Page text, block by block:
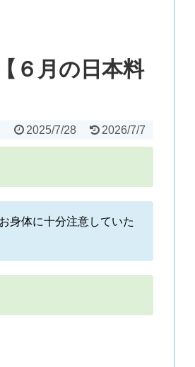
６月の日本料
2025/7/28 2026/7/7
身体に十分注意していた